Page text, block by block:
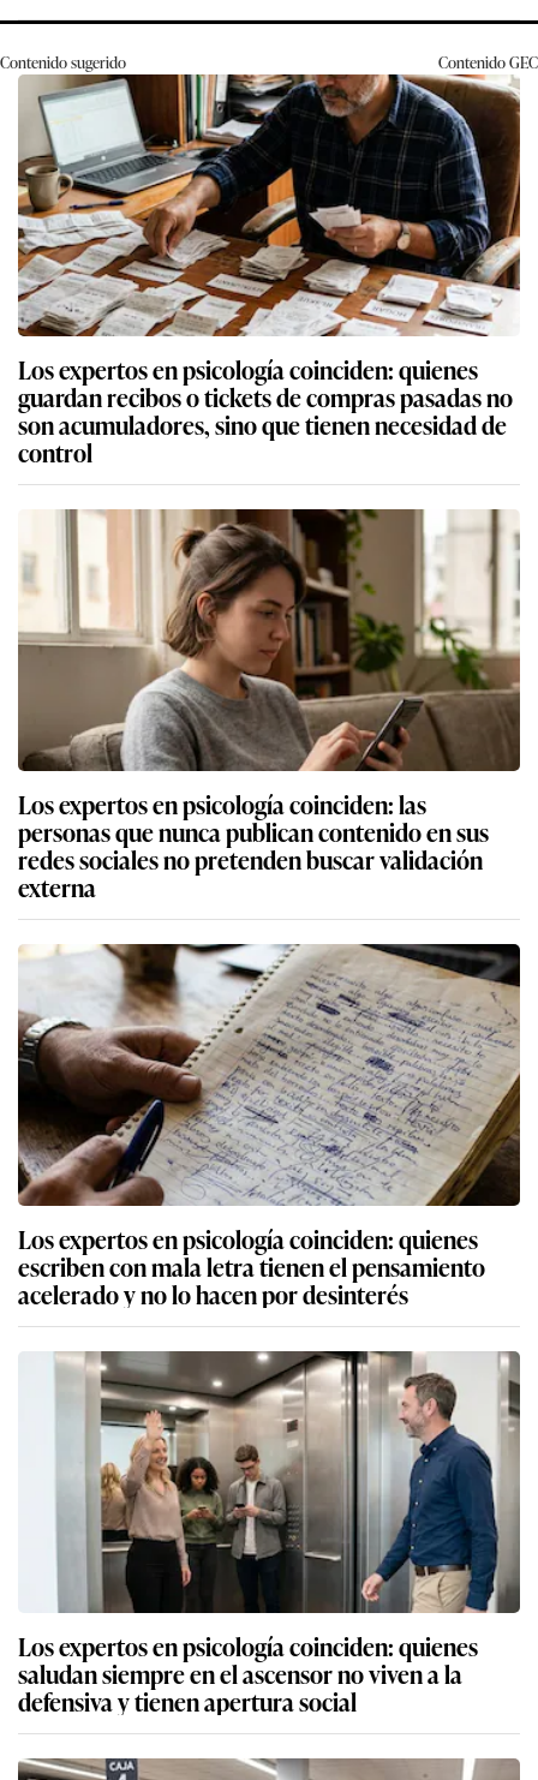
Contenido sugerido ContenidoGEC
Los expertos en psicología coinciden: quienes
guardan recibos o tickets de compras pasadas no
son acumuladores, sino que tienen necesidad de
control
Los expertos en psicología coinciden: las
personas que nunca publican contenido en sus
redes sociales no pretenden buscar validación
externa
Los expertos en psicología coinciden: quienes
escriben con mala letra tienen el pensamiento
acelerado y no lo hacen por desinterés
Los expertos en psicología coinciden: quienes
saludan siempre en el ascensor no viven a la
defensiva y tienen apertura social